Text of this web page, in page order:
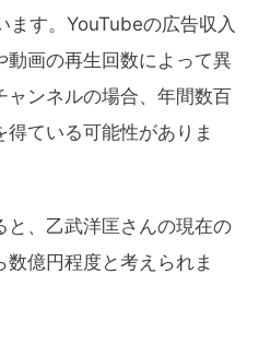
ます。YouTubeの広告収入
動画の再生回数によって異
ャンネルの場合、年間数百
ている可能性がありま
と、乙武洋匡さんの現在の
億円程度と考えられま